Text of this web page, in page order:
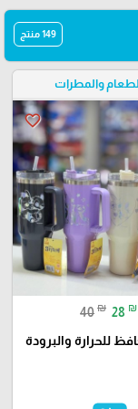
149 منتج
والمطرات
favorite_border
40 ₪ 28 ₪
للحرارة والبرودة